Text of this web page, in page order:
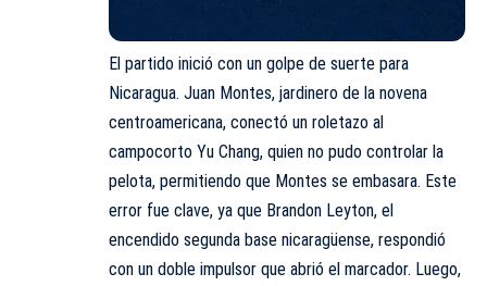
El partido inició con un golpe de suerte para
Nicaragua. Juan Montes, jardinero de la novena
centroamericana, conectó un roletazo al
campocorto Yu Chang, quien no pudo controlar la
pelota, permitiendo que Montes se embasara. Este
error fue clave, ya que Brandon Leyton, el
encendido segunda base nicaragüense, respondió
con un doble impulsor que abrió el marcador. Luego,